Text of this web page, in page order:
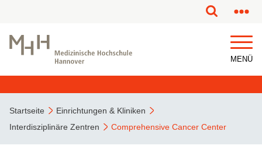
MENÜ
Startseite
Einrichtungen & Kliniken
Interdisziplinäre Zentren
Comprehensive Cancer Center